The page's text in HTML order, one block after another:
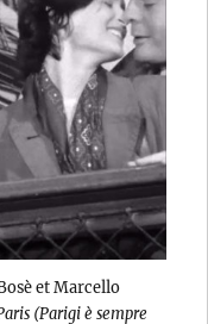
et Marcello
(Parigi è sempre